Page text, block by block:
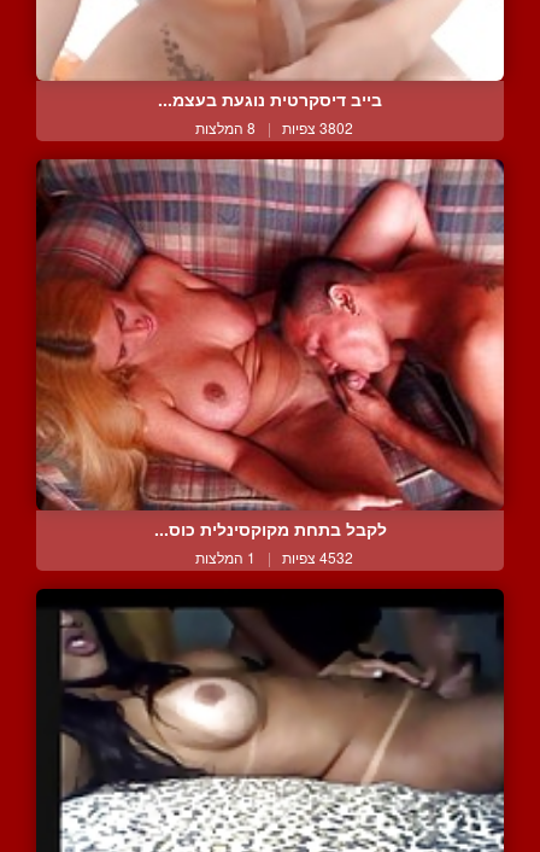
בייב דיסקרטית נוגעת בעצמ...
3802 צפיות | 8 המלצות
לקבל בתחת מקוקסינלית כוס...
4532 צפיות | 1 המלצות